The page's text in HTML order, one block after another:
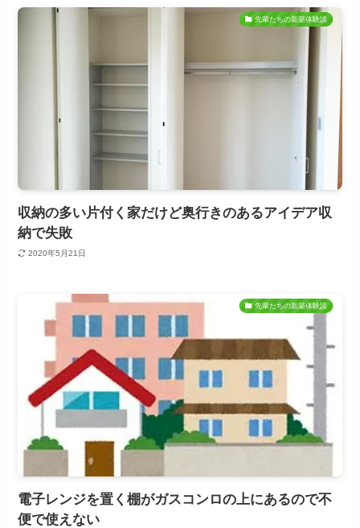
先輩たちの新築体験談
収納の多い片付く家だけど奥行きのあるアイデア収
納で失敗
2020年5月21日
先輩たちの新築体験談
電子レンジを置く棚がガスコンロの上にあるので不
便で使えない